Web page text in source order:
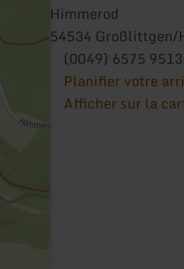
Himmerod
54534 Großlittgen/
(0049) 6575
Planifier votre
Afficher sur la